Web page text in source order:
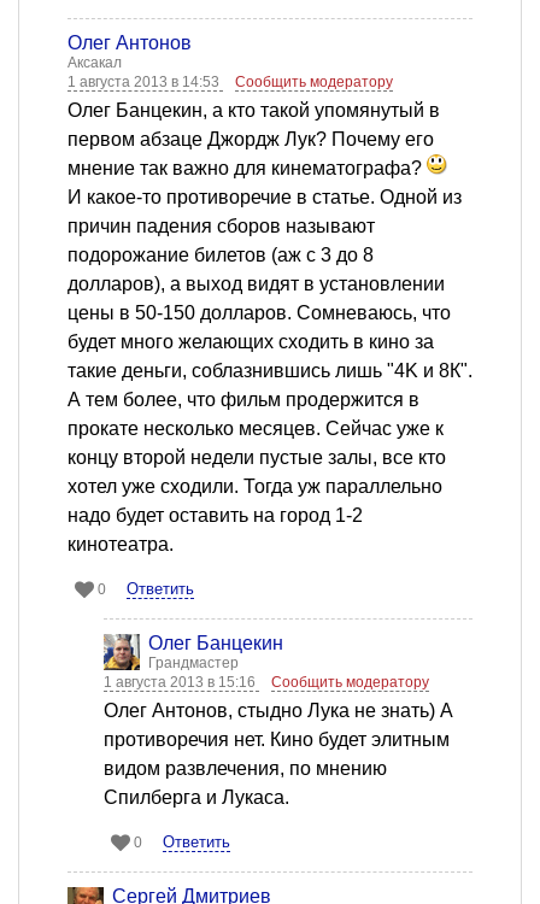
Олег Антонов
Аксакал
1 августа 2013 в 14:53
Сообщить модератору
Олег Банцекин, а кто такой упомянутый в
первом абзаце Джордж Лук? Почему его
мнение так важно для кинематографа?
И какое-то противоречие в статье. Одной из
причин падения сборов называют
подорожание билетов (аж с 3 до 8
долларов), а выход видят в установлении
цены в 50-150 долларов. Сомневаюсь, что
будет много желающих сходить в кино за
такие деньги, соблазнившись лишь "4K и 8К".
А тем более, что фильм продержится в
прокате несколько месяцев. Сейчас уже к
концу второй недели пустые залы, все кто
хотел уже сходили. Тогда уж параллельно
надо будет оставить на город 1-2
кинотеатра.
0 Ответить
Олег Банцекин
Грандмастер
1 августа 2013 в 15:16
Сообщить модератору
Олег Антонов, стыдно Лука не знать) А
противоречия нет. Кино будет элитным
видом развлечения, по мнению
Спилберга и Лукаса.
0 Ответить
Сергей Дмитриев